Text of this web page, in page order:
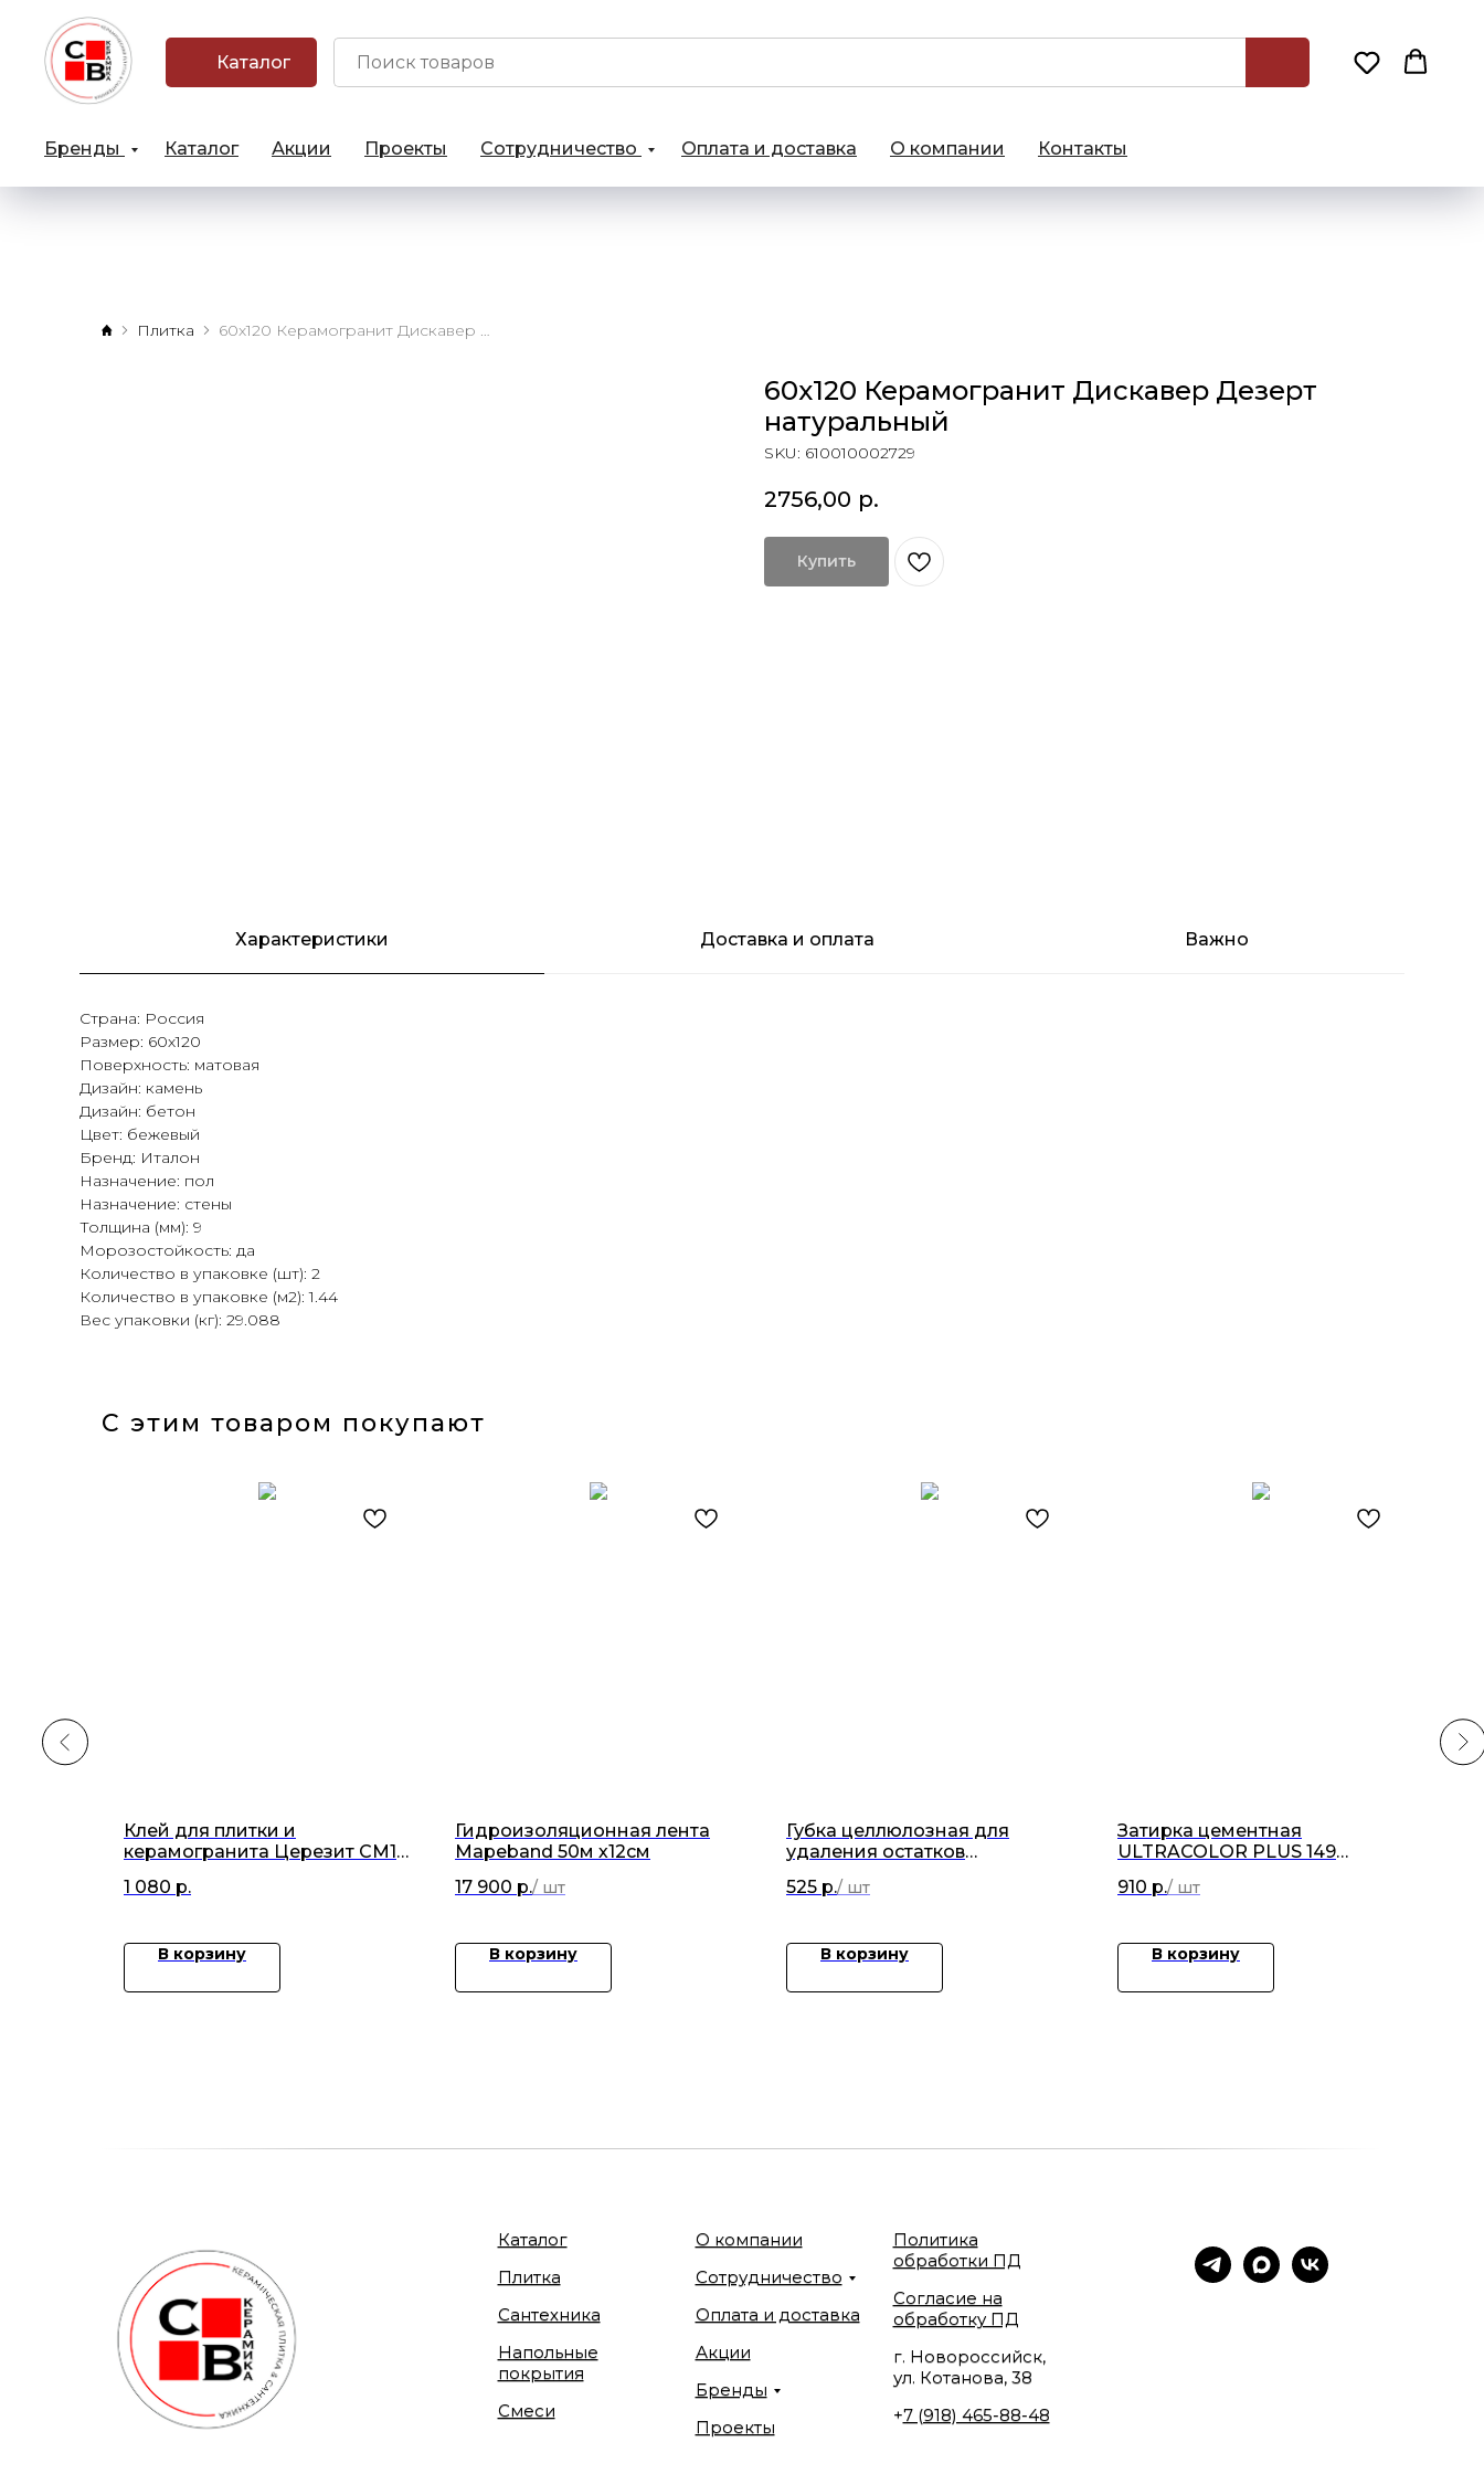
Каталог
Бренды Каталог Акции Проекты Сотрудничество Оплата и доставка О компании Контакты
Плитка 60х120 Керамогранит Дискавер Дезерт натуральный
60х120 Керамогранит Дискавер Дезерт
натуральный
SKU: 610010002729
2756,00 р.
Купить
Характеристики Доставка и оплата Важно
Страна: Россия
Размер: 60х120
Поверхность: матовая
Дизайн: камень
Дизайн: бетон
Цвет: бежевый
Бренд: Италон
Назначение: пол
Назначение: стены
Толщина (мм): 9
Морозостойкость: да
Количество в упаковке (шт): 2
Количество в упаковке (м2): 1.44
Вес упаковки (кг): 29.088
С этим товаром покупают
Клей для плитки и
керамогранита Церезит СМ14
1 080 р.
В корзину
Гидроизоляционная лента
Mapeband 50м х12см
17 900 р.
В корзину
Губка целлюлозная для
удаления остатков
Kerabellezza
525 р.
В корзину
Затирка цементная
ULTRACOLOR PLUS 149
910 р.
В корзину
Каталог
Плитка
Сантехника
Напольные
покрытия
Смеси
О компании
Сотрудничество
Оплата и доставка
Акции
Бренды
Проекты
Политика
обработки ПД
Согласие на
обработку ПД
г. Новороссийск,
ул. Котанова, 38
+7 (918) 465-88-48